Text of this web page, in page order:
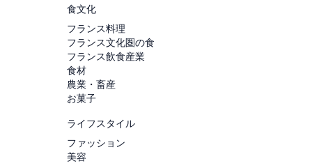
食文化
フランス料理
フランス文化圏の食
フランス飲食産業
食材
農業・畜産
お菓子
ライフスタイル
ファッション
美容